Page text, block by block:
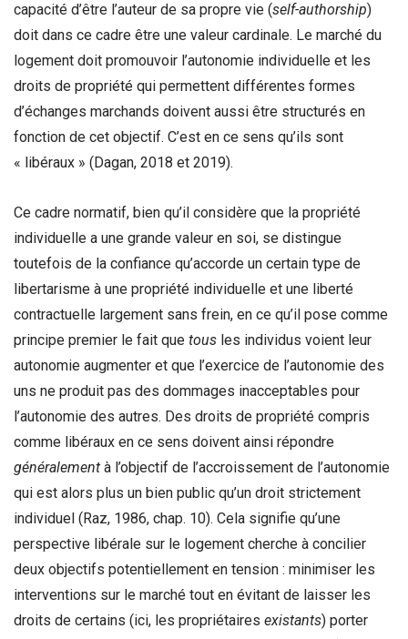
capacité d’être l’auteur de sa propre vie (self-authorship)
doit dans ce cadre être une valeur cardinale. Le marché du
logement doit promouvoir l’autonomie individuelle et les
droits de propriété qui permettent différentes formes
d’échanges marchands doivent aussi être structurés en
fonction de cet objectif. C’est en ce sens qu’ils sont
« libéraux » (Dagan, 2018 et 2019).
Ce cadre normatif, bien qu’il considère que la propriété
individuelle a une grande valeur en soi, se distingue
toutefois de la confiance qu’accorde un certain type de
libertarisme à une propriété individuelle et une liberté
contractuelle largement sans frein, en ce qu’il pose comme
principe premier le fait que tous les individus voient leur
autonomie augmenter et que l’exercice de l’autonomie des
uns ne produit pas des dommages inacceptables pour
l’autonomie des autres. Des droits de propriété compris
comme libéraux en ce sens doivent ainsi répondre
généralement à l’objectif de l’accroissement de l’autonomie
qui est alors plus un bien public qu’un droit strictement
individuel (Raz, 1986, chap. 10). Cela signifie qu’une
perspective libérale sur le logement cherche à concilier
deux objectifs potentiellement en tension : minimiser les
interventions sur le marché tout en évitant de laisser les
droits de certains (ici, les propriétaires existants) porter